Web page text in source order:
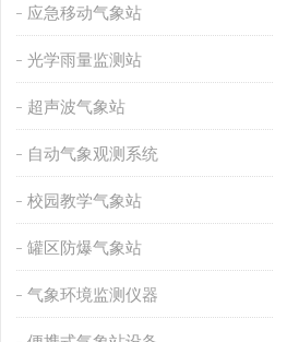
应急移动气象站
光学雨量监测站
超声波气象站
自动气象观测系统
校园教学气象站
罐区防爆气象站
气象环境监测仪器